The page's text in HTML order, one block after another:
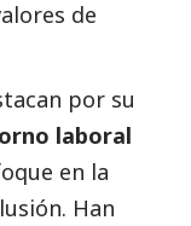
de
por su
laboral
en la
Han